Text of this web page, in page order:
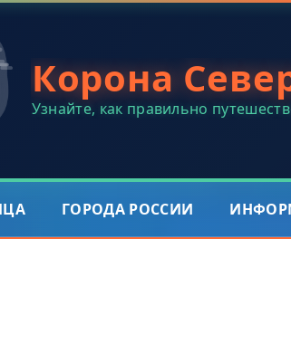
Корона
Узнайте, как правильно
ГОРОДА РОССИИ